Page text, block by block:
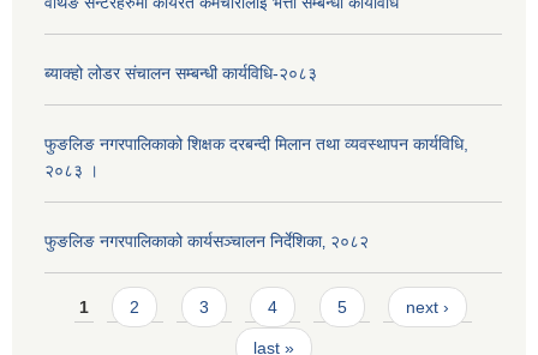
ब्याक्हो लोडर संचालन सम्बन्धी कार्यविधि-२०८३
फुङलिङ नगरपालिकाको शिक्षक दरबन्दी मिलान तथा व्यवस्थापन कार्यविधि,
२०८३ ।
फुङलिङ नगरपालिकाको कार्यसञ्चालन निर्देशिका‚ २०८२
Pages
1 2 3 4 5 next ›
last »